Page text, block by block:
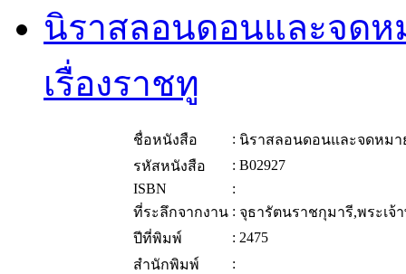
นิราสลอนดอนและจดห
เรื่องราชทู
ชื่อหนังสือ : นิราสลอนดอนและจดหมา
รหัสหนังสือ
: B02927
ISBN
:
ที่ระลึกจากงาน : จุธารัตนราชกุมารี,พระเจ้
ปีที่พิมพ์
: 2475
สำนักพิมพ์
: